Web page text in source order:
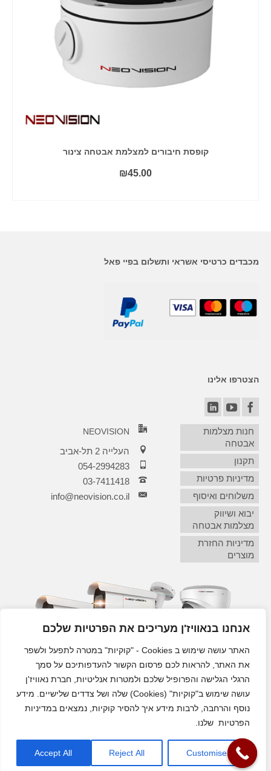
אנחנו בנאוויז'ן מעריכים את הפרטיות שלכם
האתר עושה שימוש ב Cookies - "קוקיות" במטרה לתפעל ולשפר
את האתר, להראות לכם פרסום הקשור להעדפותיכם על סמך
הרגלי הגלישה והפרופיל שלכם ולמטרות אנליטיות, חברת נאוויז'ן
עושה שימוש ב"קוקיות" (Cookies) שלה ושל צדדים שלישיים. מידע
נוסף והרחבה, לרבות מידע איך להסיר קוקיות, נמצאים במדיניות
הפרטיות שלנו.
Customise
Reject All
Accept All
קופסת חיבורים למצלמת אבטחה צינור
₪45.00
מכבדים כרטיסי אשראי ותשלום בפיי פאל
הצטרפו אלינו
חנות מצלמות
אבטחה
תקנון
מדיניות פרטיות
משלוחים ואיסוף
יבוא ושיווק
מצלמות אבטחה
מדיניות החזרת
מוצרים
NEOVISION
העלייה 2 תל-אביב
054-2994283
03-7411418‏
info@neovision.co.il
נאוויז'ן אד בע"מ © כל הזכויות שמרות